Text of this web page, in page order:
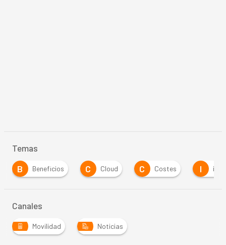
Temas
C
Cloud Costes internet I IoT
Canales
Movilidad Noticias